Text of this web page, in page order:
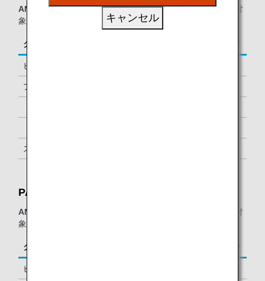
ANAグループ運航便をご利用の、以下に該当するお客様が対
象となります。
クラス／ステイタス ご同行者
ビジネスクラス
プレミアムエコノミー *1
スーパーフライヤーズ会員
PAGSSラウンジ：
ANAグループ運航便
をご利用の、以下に該当するお客様が対
象となります。
クラス／ステイタス ご同行者
ビジネスクラス
キャンセル